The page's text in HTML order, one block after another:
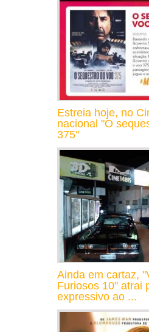
Estreia hoje, no
nacional "O
375"
Ainda em cartaz,
Furiosos 10" atrai
expressivo ao ...